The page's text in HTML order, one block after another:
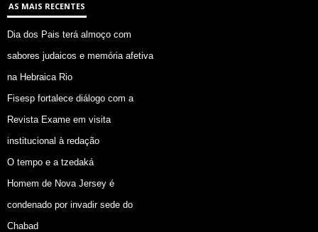
AS MAIS RECENTES
Dia dos Pais terá almoço com
sabores judaicos e memória afetiva
na Hebraica Rio
Fisesp fortalece diálogo com a
Revista Exame em visita
institucional à redação
O tempo e a tzedaká
Homem de Nova Jersey é
condenado por invadir sede do
Chabad